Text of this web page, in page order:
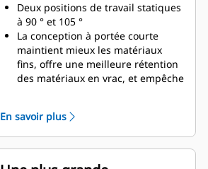
Deux positions de travail statiques
à 90 ° et 105 °
La conception à portée courte
maintient mieux les matériaux
fins, offre une meilleure rétention
des matériaux en vrac, et empêche
Compatibilité étendue entre les
machines en raison d'une
conception plus légère
Augmentez votre productivité de
En savoir plus